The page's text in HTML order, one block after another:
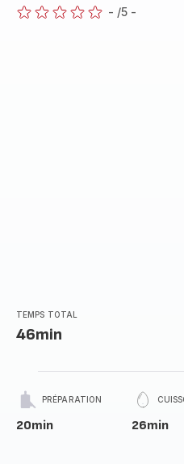
- /5 -
TEMPS TOTAL
46min
PRÉPARATION
20min 26min